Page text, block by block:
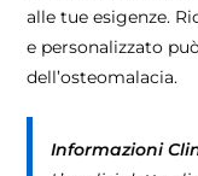
alle tue esigenze.
e personalizzato
dell’osteomalacia.
Informazioni